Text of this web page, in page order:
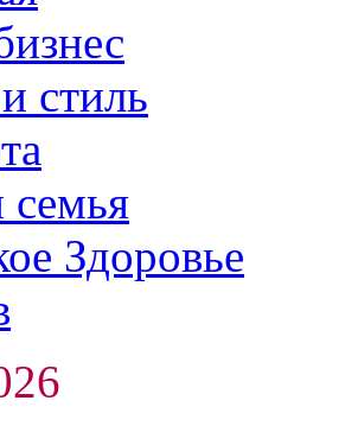
стиль
Здоровье